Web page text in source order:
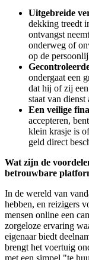
Uitgebreide
dekking treedt
ontvangst
onderweg of
op de
ondergaat een
dat hij of zij
staat van
Een veilige
accepteren,
klein krasje is
geld direct
Wat zijn de
betrouwbare
In de wereld van
hebben, en reizigers
mensen online een
zorgeloze ervaring
eigenaar biedt
brengt het voertuig
met een simpel "te